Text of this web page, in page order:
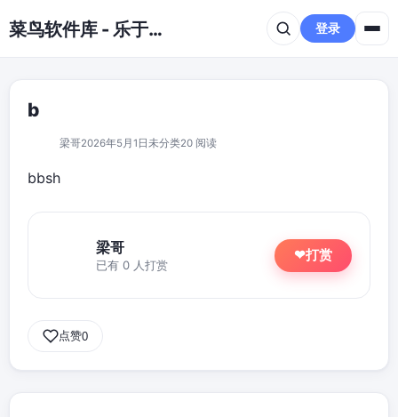
菜鸟软件库 - 乐于分享免费资源平台 登录
b
梁哥2026年5月1日 未分类20 阅读
bbsh
梁哥
已有 0 人打赏
❤打赏
点赞0